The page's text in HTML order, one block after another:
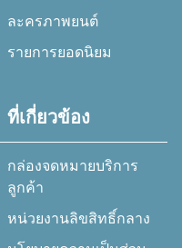
ละครภาพยนต์
รายการยอดนิยม
ที่เกี่ยวข้อง
กล่องจดหมายบริการ
ลูกค้า
หน่วยงานลิขสิทธิ์กลาง